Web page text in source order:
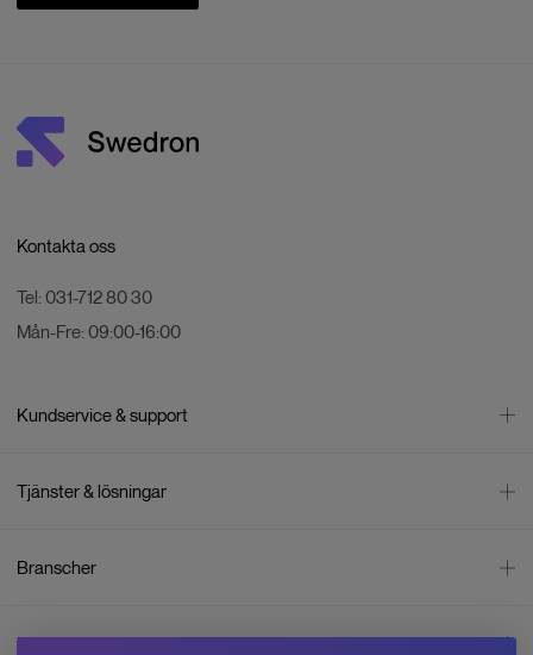
Kontakta oss
Tel: 031-712 80 30
Mån-Fre: 09:00-16:00
Kundservice & support
Leverans
Reklamation & återköp
Integritetspolicy
Tjänster & lösningar
Företagsrådgivning
Företagsleasing
Branscher
Inspiration